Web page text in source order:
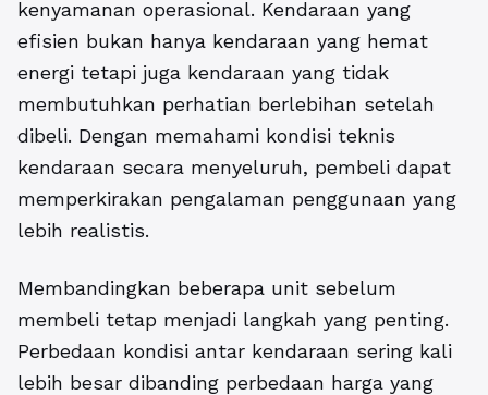
kenyamanan operasional. Kendaraan yang
efisien bukan hanya kendaraan yang hemat
energi tetapi juga kendaraan yang tidak
membutuhkan perhatian berlebihan setelah
dibeli. Dengan memahami kondisi teknis
kendaraan secara menyeluruh, pembeli dapat
memperkirakan pengalaman penggunaan yang
lebih realistis.
Membandingkan beberapa unit sebelum
membeli tetap menjadi langkah yang penting.
Perbedaan kondisi antar kendaraan sering kali
lebih besar dibanding perbedaan harga yang